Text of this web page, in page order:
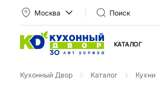
Москва Поиск
КАТАЛОГ
Кухонный Двор Каталог Кухни